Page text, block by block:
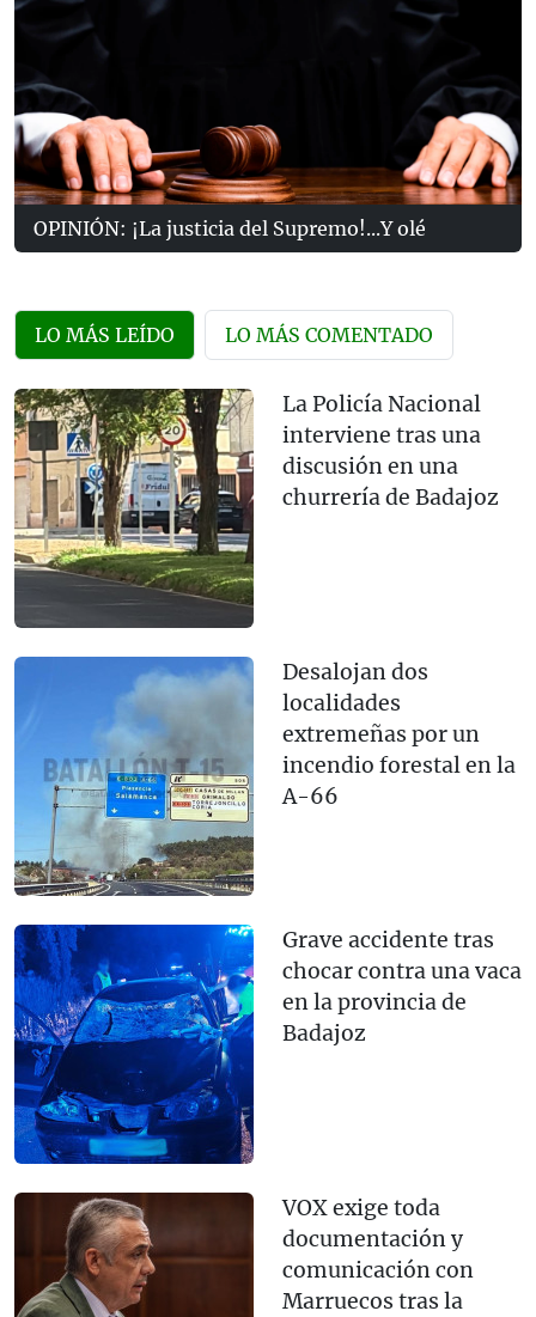
OPINIÓN: ¡La justicia del Supremo!...Y olé
LO MÁS LEÍDO LO MÁS COMENTADO
La Policía Nacional
interviene tras una
discusión en una
churrería de Badajoz
Desalojan dos
localidades
extremeñas por un
incendio forestal en la
A-66
Grave accidente tras
chocar contra una vaca
en la provincia de
Badajoz
VOX exige toda
documentación y
comunicación con
Marruecos tras la